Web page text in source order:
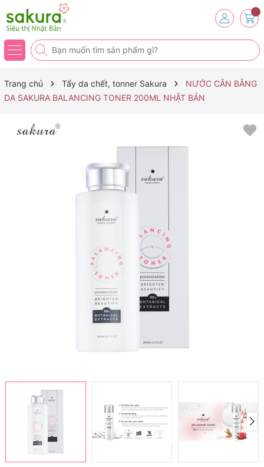
Trang chủ Tẩy da chết, tonner Sakura
NƯỚC CÂN BẰNG
DA SAKURA BALANCING TONER 200ML NHẬT BẢN